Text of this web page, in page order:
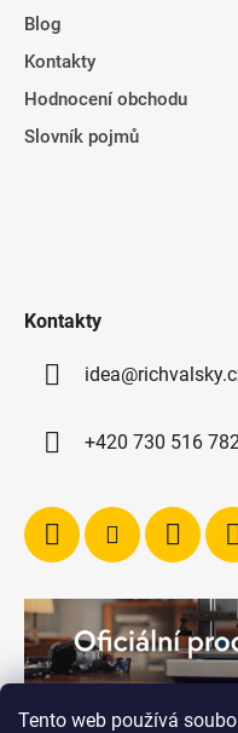
Tento web používá
Blog
Kontakty
Hodnocení obchodu
Slovník pojmů
Kontakty
+420 730 516 782